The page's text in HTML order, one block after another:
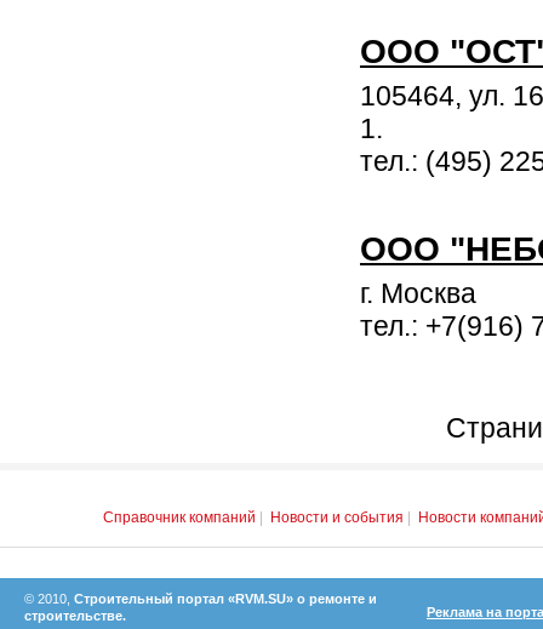
ООО
105464, ул.
1.
тел.: (495)
ООО
г. Москва
тел.: +7(916)
Справочник компаний Новости и события Новости
© 2010, Строительный портал «RVM.SU» о ремонте и
строительстве.
Реклама на